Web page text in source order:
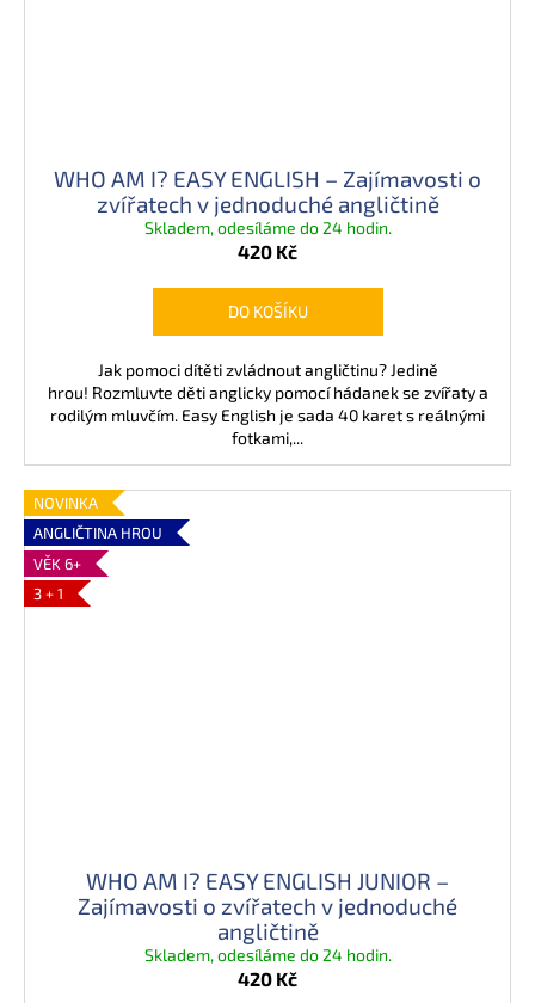
WHO AM I? EASY ENGLISH – Zajímavosti o
zvířatech v jednoduché angličtině
Skladem, odesíláme do 24 hodin.
420 Kč
DO KOŠÍKU
Jak pomoci dítěti zvládnout angličtinu? Jedině
hrou! Rozmluvte děti anglicky pomocí hádanek se zvířaty a
rodilým mluvčím. Easy English je sada 40 karet s reálnými
fotkami,...
NOVINKA
ANGLIČTINA HROU
VĚK 6+
3 + 1
WHO AM I? EASY ENGLISH JUNIOR –
Zajímavosti o zvířatech v jednoduché
angličtině
Skladem, odesíláme do 24 hodin.
420 Kč